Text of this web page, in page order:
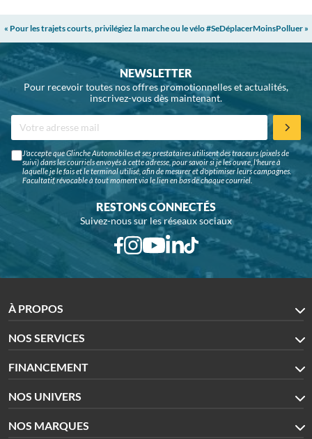
« Pour les trajets courts, privilégiez la marche ou le vélo #SeDéplacerMoinsPolluer »
NEWSLETTER
Pour recevoir toutes nos offres promotionnelles et actualités,
inscrivez-vous dès maintenant.
J'accepte que Glinche Automobiles et ses prestataires utilisent des traceurs (pixels de
suivi) dans les courriels envoyés à cette adresse, pour savoir si je les ouvre, l'heure à
laquelle je le fais et le terminal utilisé, afin de mesurer et d'optimiser leurs campagnes.
Facultatif, révocable à tout moment via le lien en bas de chaque courriel.
RESTONS CONNECTÉS
Suivez-nous sur les réseaux sociaux
À PROPOS
NOS SERVICES
FINANCEMENT
NOS UNIVERS
NOS MARQUES